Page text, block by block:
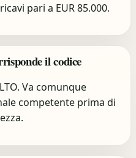
pari a EUR 85.000.
il codice
Va comunque
competente prima di